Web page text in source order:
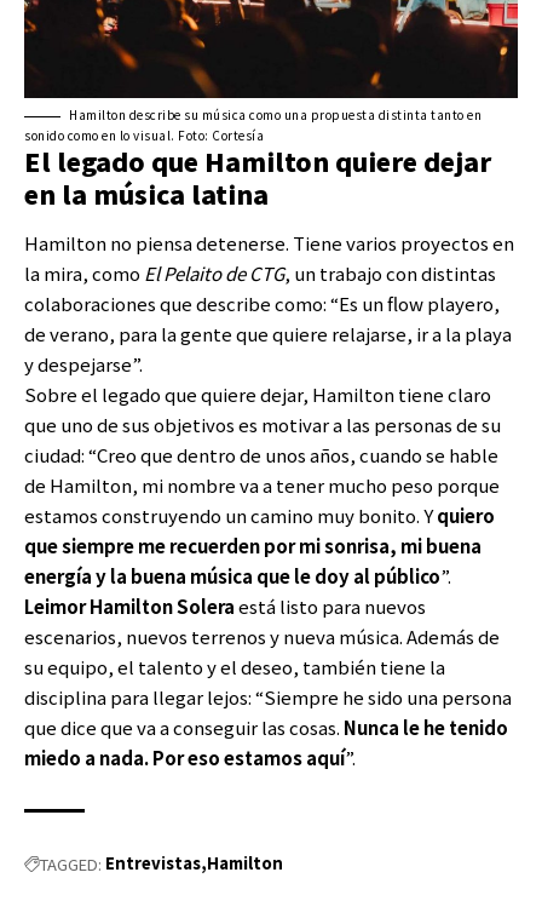
Hamilton describe su música como una propuesta distinta tanto en
sonido como en lo visual. Foto: Cortesía
El legado que Hamilton quiere dejar
en la música latina
Hamilton no piensa detenerse. Tiene varios proyectos en
la mira, como El Pelaito de CTG, un trabajo con distintas
colaboraciones que describe como: “Es un flow playero,
de verano, para la gente que quiere relajarse, ir a la playa
y despejarse”.
Sobre el legado que quiere dejar, Hamilton tiene claro
que uno de sus objetivos es motivar a las personas de su
ciudad: “Creo que dentro de unos años, cuando se hable
de Hamilton, mi nombre va a tener mucho peso porque
estamos construyendo un camino muy bonito. Yquiero
que siempre me recuerden por mi sonrisa, mi buena
energía y la buena música que le doy al público”.
Leimor Hamilton Soleraestá listo para nuevos
escenarios, nuevos terrenos y nueva música. Además de
su equipo, el talento y el deseo, también tiene la
disciplina para llegar lejos: “Siempre he sido una persona
que dice que va a conseguir las cosas. Nunca le he tenido
miedo a nada. Por eso estamos aquí”.
TAGGED: Entrevistas Hamilton